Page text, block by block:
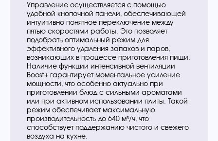
Управление осуществляется с помощью
удобной кнопочной панели, обеспечивающей
интуитивно понятное переключение между
пятью скоростями работы. Это позволяет
подобрать оптимальный режим для
эффективного удаления запахов и паров,
возникающих в процессе приготовления пищи.
Наличие функции интенсивной вентиляции
Boost+ гарантирует моментальное усиление
мощности, что особенно актуально при
приготовлении блюд с сильными ароматами
или при активном использовании плиты. Такой
режим обеспечивает максимальную
производительность до 640 м³/ч, что
способствует поддержанию чистого и свежего
воздуха на кухне.